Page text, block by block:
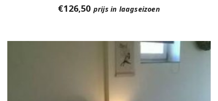
€126,50 prijs in laagseizoen